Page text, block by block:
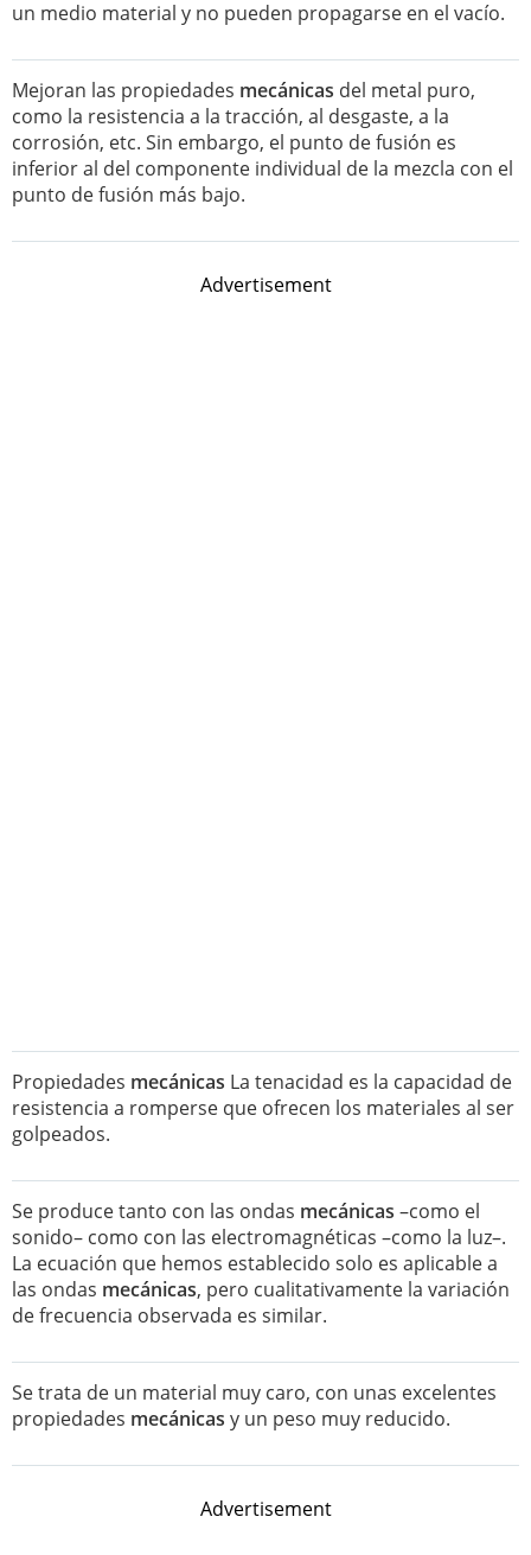
un medio material y no pueden propagarse en el vacío.
Mejoran las propiedades mecánicas del metal puro,
como la resistencia a la tracción, al desgaste, a la
corrosión, etc. Sin embargo, el punto de fusión es
inferior al del componente individual de la mezcla con el
punto de fusión más bajo.
Advertisement
Propiedades mecánicas La tenacidad es la capacidad de
resistencia a romperse que ofrecen los materiales al ser
golpeados.
Se produce tanto con las ondas mecánicas –como el
sonido– como con las electromagnéticas –como la luz–.
La ecuación que hemos establecido solo es aplicable a
las ondas mecánicas, pero cualitativamente la variación
de frecuencia observada es similar.
Se trata de un material muy caro, con unas excelentes
propiedades mecánicas y un peso muy reducido.
Advertisement